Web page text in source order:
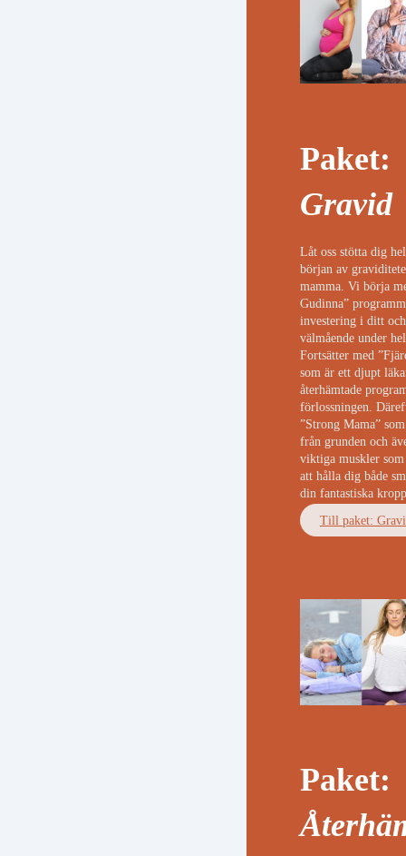
Paket:
Gravid
Låt oss stötta dig
början av
mamma. Vi börja
Gudinna”
investering i ditt
välmående under
Fortsätter med
som är ett djupt
återhämtade
förlossningen.
”Strong Mama”
från grunden och
viktiga muskler
att hålla dig både
din fantastiska
Till paket:
Paket: